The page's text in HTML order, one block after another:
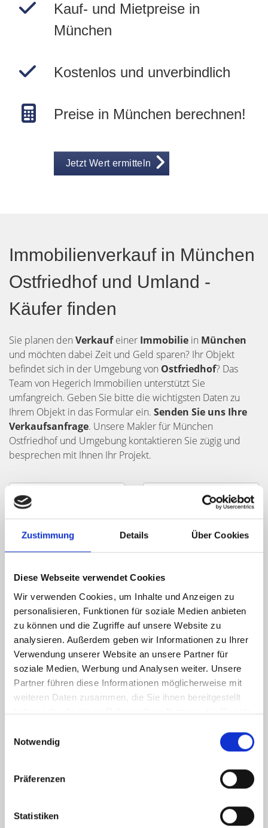
Zustimmung Details Über Cookies
Diese Webseite verwendet Cookies
Wir verwenden Cookies, um Inhalte und Anzeigen zu
personalisieren, Funktionen für soziale Medien anbieten
zu können und die Zugriffe auf unsere Website zu
analysieren. Außerdem geben wir Informationen zu Ihrer
Verwendung unserer Website an unsere Partner für
soziale Medien, Werbung und Analysen weiter. Unsere
Partner führen diese Informationen möglicherweise mit
weiteren Daten zusammen, die Sie ihnen bereitgestellt
haben oder die sie im Rahmen Ihrer Nutzung der Dienste
Notwendig
Präferenzen
Statistiken
Kauf- und Mietpreise in
München
Kostenlos und unverbindlich
Preise in München berechnen!
Jetzt Wert ermitteln
Immobilienverkauf in München
Ostfriedhof und Umland -
Käufer finden
Sie planen den Verkaufeiner Immobilie in München
und möchten dabei Zeit und Geld sparen? Ihr Objekt
befindet sich in der Umgebung von Ostfriedhof? Das
Team von Hegerich Immobilien unterstützt Sie
umfangreich. Geben Sie bitte die wichtigsten Daten zu
Ihrem Objekt in das Formular ein. Senden Sie uns Ihre
Verkaufsanfrage. Unsere Makler für München
Ostfriedhof und Umgebung kontaktieren Sie zügig und
besprechen mit Ihnen Ihr Projekt.